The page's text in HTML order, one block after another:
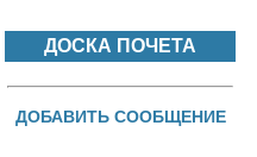
ДОСКА ПОЧЕТА
ДОБАВИТЬ СООБЩЕНИЕ